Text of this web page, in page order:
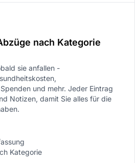
nach Kategorie
sie anfallen -
und mehr. Jeder Eintrag
Notizen, damit Sie alles für die
Kategorie